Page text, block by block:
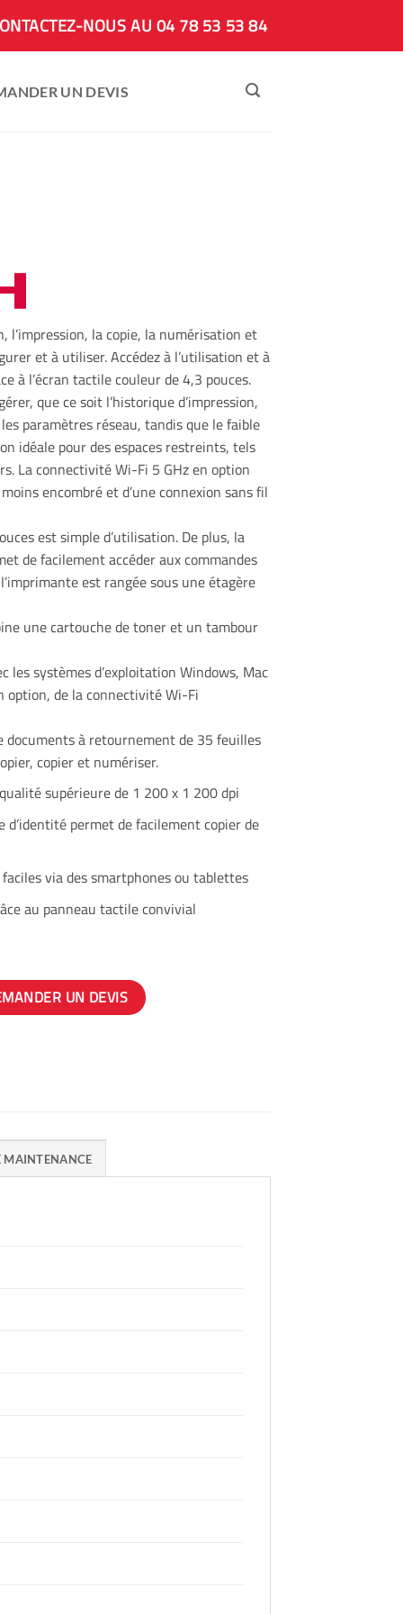
NOUS AU 04 78 53 53 84
UN DEVIS
la copie, la numérisation et
et à utiliser. Accédez à l’utilisation et à
à l’écran tactile couleur de 4,3 pouces.
que ce soit l’historique d’impression,
paramètres réseau, tandis que le faible
idéale pour des espaces restreints, tels
La connectivité Wi-Fi 5 GHz en option
encombré et d’une connexion sans fil
est simple d’utilisation. De plus, la
de facilement accéder aux commandes
est rangée sous une étagère
une cartouche de toner et un tambour
les systèmes d’exploitation Windows, Mac
de la connectivité Wi-Fi
documents à retournement de 35 feuilles
copier et numériser.
supérieure de 1 200 x 1 200 dpi
d’identité permet de facilement copier de
via des smartphones ou tablettes
au panneau tactile convivial
UN DEVIS
MAINTENANCE